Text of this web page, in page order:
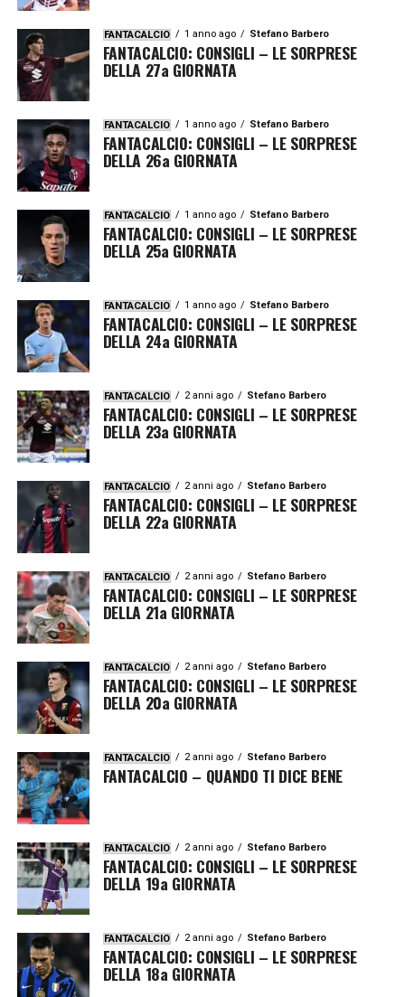
FANTACALCIO 1 anno ago Stefano Barbero
FANTACALCIO: CONSIGLI – LE SORPRESE
DELLA 27a GIORNATA
FANTACALCIO 1 anno ago Stefano Barbero
FANTACALCIO: CONSIGLI – LE SORPRESE
DELLA 26a GIORNATA
FANTACALCIO 1 anno ago Stefano Barbero
FANTACALCIO: CONSIGLI – LE SORPRESE
DELLA 25a GIORNATA
FANTACALCIO 1 anno ago Stefano Barbero
FANTACALCIO: CONSIGLI – LE SORPRESE
DELLA 24a GIORNATA
FANTACALCIO 2 anni ago Stefano Barbero
FANTACALCIO: CONSIGLI – LE SORPRESE
DELLA 23a GIORNATA
FANTACALCIO 2 anni ago Stefano Barbero
FANTACALCIO: CONSIGLI – LE SORPRESE
DELLA 22a GIORNATA
FANTACALCIO 2 anni ago Stefano Barbero
FANTACALCIO: CONSIGLI – LE SORPRESE
DELLA 21a GIORNATA
FANTACALCIO 2 anni ago Stefano Barbero
FANTACALCIO: CONSIGLI – LE SORPRESE
DELLA 20a GIORNATA
FANTACALCIO 2 anni ago Stefano Barbero
FANTACALCIO – QUANDO TI DICE BENE
FANTACALCIO 2 anni ago Stefano Barbero
FANTACALCIO: CONSIGLI – LE SORPRESE
DELLA 19a GIORNATA
FANTACALCIO 2 anni ago Stefano Barbero
FANTACALCIO: CONSIGLI – LE SORPRESE
DELLA 18a GIORNATA